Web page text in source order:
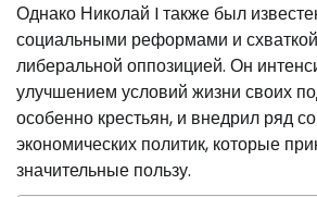
Однако Николай I также был
социальными реформами и
либеральной оппозицией. Он
улучшением условий жизни своих
особенно крестьян, и внедрил ряд
экономических политик, которые
значительные пользу.